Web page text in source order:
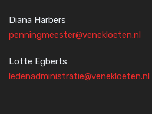
Diana Harbers
penningmeester@venekloeten.nl
Lotte Egberts
ledenadministratie@venekloeten.nl